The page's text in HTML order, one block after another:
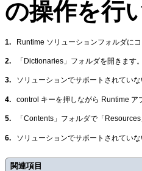
の操作を行
1. Runtime ソリューションフォルダに
2. 「Dictionaries」フォルダを開きます。
3. ソリューションでサポートされてい
4. control キーを押しながら Runtime ア
5. 「Contents」フォルダで「
6. ソリューションでサポートされてい
関連項目